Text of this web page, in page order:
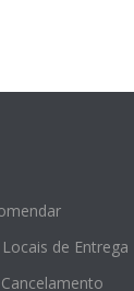
de Entrega